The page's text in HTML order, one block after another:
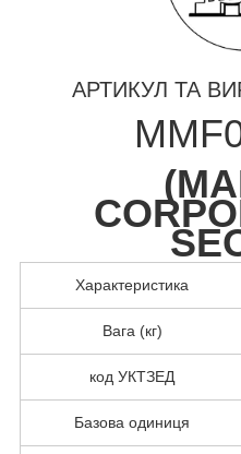
АРТИКУЛ ТА
(
Характеристика
Вага (кг)
код УКТЗЕД
Базова одиниця